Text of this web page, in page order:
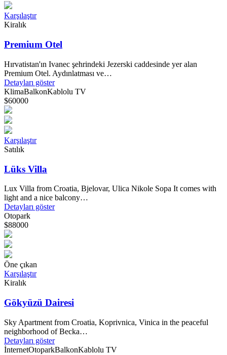
Karşılaştır
Kiralık
Premium Otel
Hırvatistan'ın Ivanec şehrindeki Jezerski caddesinde yer alan
Premium Otel. Aydınlatması ve…
Detayları göster
KlimaBalkonKablolu TV
$60000
Karşılaştır
Satılık
Lüks Villa
Lux Villa from Croatia, Bjelovar, Ulica Nikole Sopa It comes with
light and a nice balcony…
Detayları göster
Otopark
$88000
Öne çıkan
Karşılaştır
Kiralık
Gökyüzü Dairesi
Sky Apartment from Croatia, Koprivnica, Vinica in the peaceful
neighborhood of Becka…
Detayları göster
İnternetOtoparkBalkonKablolu TV